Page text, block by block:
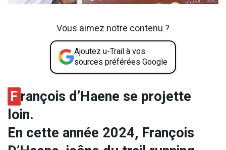
Vous aimez notre contenu ?
Ajoutez u-Trail à vos
sources préférées Google
François d’Haene se projette
loin.
En cette année 2024, François